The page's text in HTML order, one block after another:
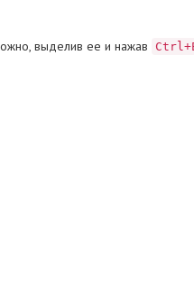
выделив ее и нажав